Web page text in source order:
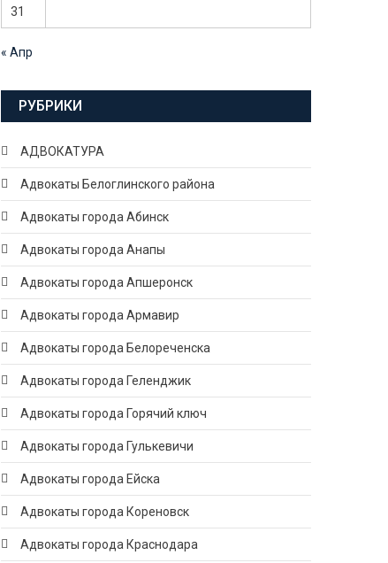
31
« Апр
РУБРИКИ
АДВОКАТУРА
Адвокаты Белоглинского района
Адвокаты города Абинск
Адвокаты города Анапы
Адвокаты города Апшеронск
Адвокаты города Армавир
Адвокаты города Белореченска
Адвокаты города Геленджик
Адвокаты города Горячий ключ
Адвокаты города Гулькевичи
Адвокаты города Ейска
Адвокаты города Кореновск
Адвокаты города Краснодара